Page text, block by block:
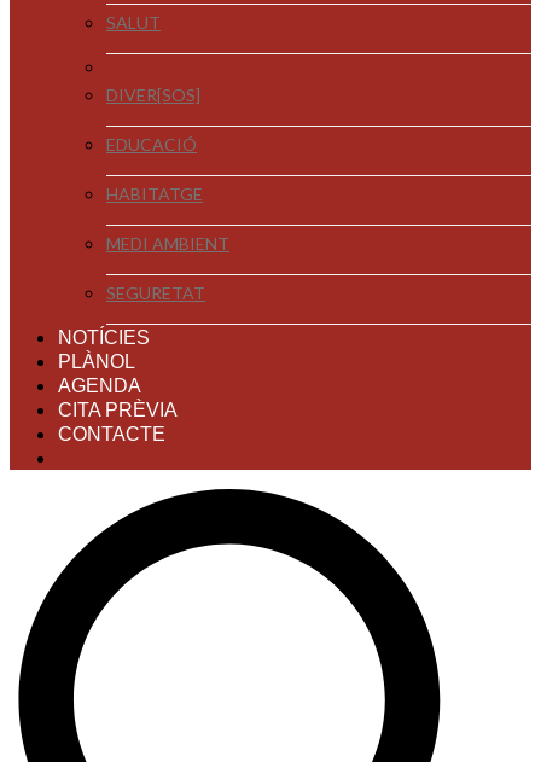
SALUT
DIVER[SOS]
EDUCACIÓ
HABITATGE
MEDI AMBIENT
SEGURETAT
NOTÍCIES
PLÀNOL
AGENDA
CITA PRÈVIA
CONTACTE